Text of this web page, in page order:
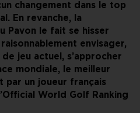
changement dans le top
En revanche, la
Pavon le fait se hisser
envisager,
jeu actuel, s’approcher
mondiale, le meilleur
par un joueur français
World Golf Ranking